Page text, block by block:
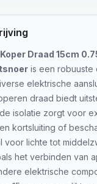
Draad 15cm
is een robuuste
elektrische
draad biedt
isolatie zorgt voor
kortsluiting of
voor lichte tot
het verbinden van
elektrische